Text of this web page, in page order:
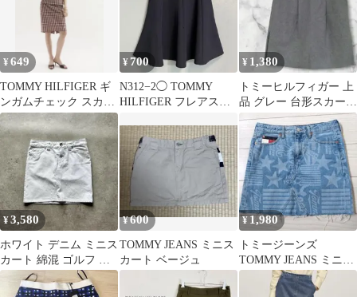
¥649
TOMMY HILFIGER ギ
ンガムチェック スカー
ト
¥ 700
N312−2◯ TOMMY
HILFIGER フレアスカ
¥ 1,380
トミーヒルフィガー 上
品 グレー 台形スカート
M 通勤
¥3,580
ホワイト デニム ミニス
カート 綿混 ゴルフ ア
メカジ ノームコア 古着
女子
¥600
TOMMY JEANS ミニス
カート ベージュ
¥1,980
トミージーンズ
TOMMY JEANS ミニス
カ 26インチ Y2K 海外
ガール